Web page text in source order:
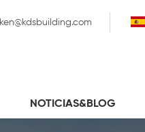
ken@kdsbuilding.com
NOTICIAS&BLOG